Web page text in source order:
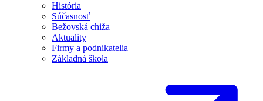
História
Súčasnosť
Bežovská chiža
Aktuality
Firmy a podnikatelia
Základná škola